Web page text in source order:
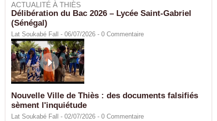
ACTUALITÉ À THIÈS
Délibération du Bac 2026 – Lycée Saint-Gabriel
(Sénégal)
Lat Soukabé Fall - 06/07/2026 - 0 Commentaire
Nouvelle Ville de Thiès : des documents falsifiés
sèment l'inquiétude
Lat Soukabé Fall - 02/07/2026 - 0 Commentaire